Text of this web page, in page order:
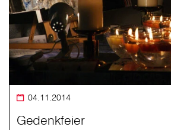
04.11.2014
Gedenkfeier